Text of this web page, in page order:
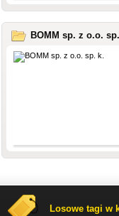
BOMM sp. z o.o.
Losowe tagi w